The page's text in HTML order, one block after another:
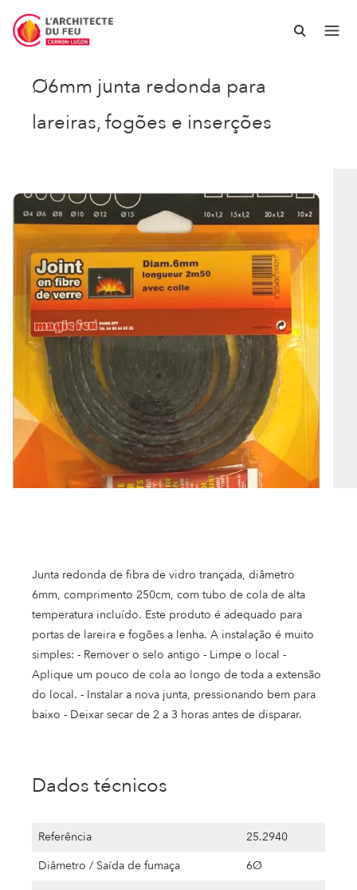
Ø6mm junta redonda para
lareiras, fogões e inserções
Junta redonda de fibra de vidro trançada, diâmetro
6mm, comprimento 250cm, com tubo de cola de alta
temperatura incluído. Este produto é adequado para
portas de lareira e fogões a lenha. A instalação é muito
simples: - Remover o selo antigo - Limpe o local -
Aplique um pouco de cola ao longo de toda a extensão
do local. - Instalar a nova junta, pressionando bem para
baixo - Deixar secar de 2 a 3 horas antes de disparar.
Dados técnicos
Referência
25.2940
Diâmetro / Saída de fumaça
6Ø